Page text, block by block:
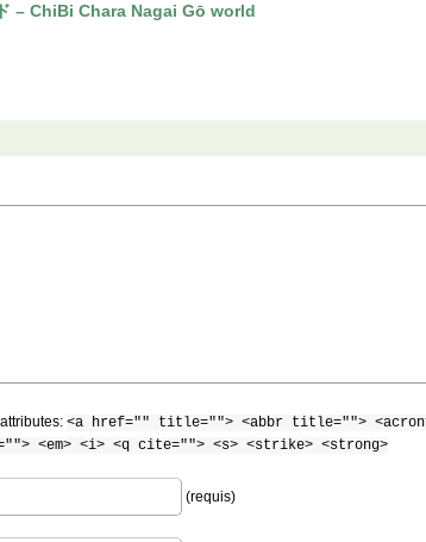
– ChiBi Chara Nagai Gō world
<a href="" title=""> <abbr title="">
<em> <i> <q cite=""> <s> <strike> <strong>
(requis)